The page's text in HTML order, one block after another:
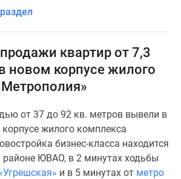
квартир от 7,3
новом корпусе жилого
от 37 до 92 кв. метров вывели в
жилого комплекса
бизнес-класса находится
ЮВАО, в 2 минутах ходьбы
и в 5 минутах от метро